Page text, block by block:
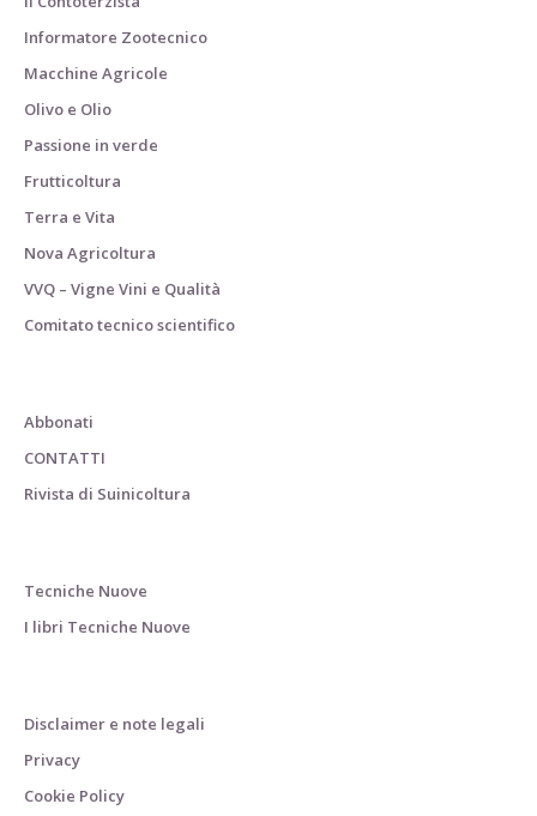
Informatore Zootecnico
Macchine Agricole
Olivo e Olio
Passione in verde
Frutticoltura
Terra e Vita
Nova Agricoltura
VVQ – Vigne Vini e Qualità
Comitato tecnico scientifico
Abbonati
CONTATTI
Rivista di Suinicoltura
Tecniche Nuove
I libri Tecniche Nuove
Disclaimer e note legali
Privacy
Cookie Policy